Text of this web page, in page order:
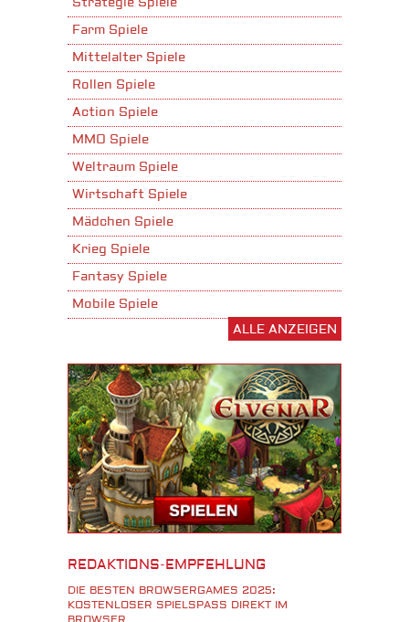
Farm Spiele
Mittelalter Spiele
Rollen Spiele
Action Spiele
MMO Spiele
Weltraum Spiele
Wirtschaft Spiele
Mädchen Spiele
Krieg Spiele
Fantasy Spiele
Mobile Spiele
Download Spiele
3D Spiele
Tablet Spiele
Android Spiele
iPhone Spiele
iOS Spiele
iPad Spiele
ALLE ANZEIGEN
REDAKTIONS-EMPFEHLUNG
DIE BESTEN BROWSERGAMES 2025:
KOSTENLOSER SPIELSPASS DIREKT IM B